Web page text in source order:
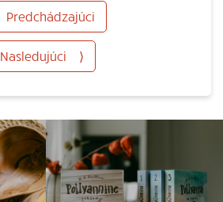
Predchádzajúci
Nasledujúci ⟩